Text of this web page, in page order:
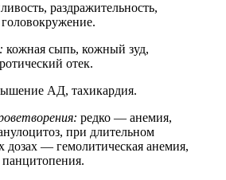
раздражительность,
кожная сыпь, кожный зуд,
отек.
АД, тахикардия.
редко — анемия,
при длительном
— гемолитическая анемия,
панцитопения.